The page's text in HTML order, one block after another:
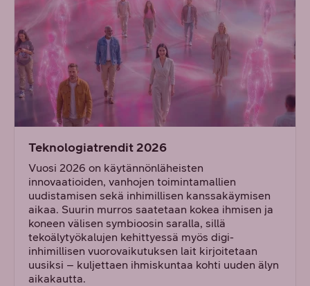
Teknologiatrendit 2026
Vuosi 2026 on käytännönläheisten
innovaatioiden, vanhojen toimintamallien
uudistamisen sekä inhimillisen kanssakäymisen
aikaa. Suurin murros saatetaan kokea ihmisen ja
koneen välisen symbioosin saralla, sillä
tekoälytyökalujen kehittyessä myös digi-
inhimillisen vuorovaikutuksen lait kirjoitetaan
uusiksi – kuljettaen ihmiskuntaa kohti uuden älyn
aikakautta.